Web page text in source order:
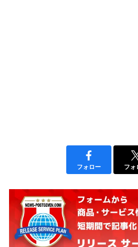
フォロー フォ